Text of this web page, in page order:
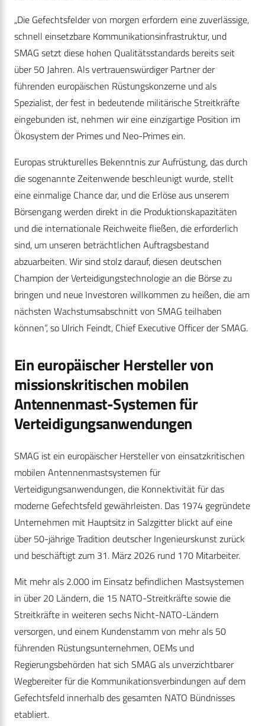
„Die Gefechtsfelder von morgen erfordern eine zuverlässige,
schnell einsetzbare Kommunikationsinfrastruktur, und
SMAG setzt diese hohen Qualitätsstandards bereits seit
über 50 Jahren. Als vertrauenswürdiger Partner der
führenden europäischen Rüstungskonzerne und als
Spezialist, der fest in bedeutende militärische Streitkräfte
eingebunden ist, nehmen wir eine einzigartige Position im
Ökosystem der Primes und Neo-Primes ein.
Europas strukturelles Bekenntnis zur Aufrüstung, das durch
die sogenannte Zeitenwende beschleunigt wurde, stellt
eine einmalige Chance dar, und die Erlöse aus unserem
Börsengang werden direkt in die Produktionskapazitäten
und die internationale Reichweite fließen, die erforderlich
sind, um unseren beträchtlichen Auftragsbestand
abzuarbeiten. Wir sind stolz darauf, diesen deutschen
Champion der Verteidigungstechnologie an die Börse zu
bringen und neue Investoren willkommen zu heißen, die am
nächsten Wachstumsabschnitt von SMAG teilhaben
können“, so Ulrich Feindt, Chief Executive Officer der SMAG.
Ein europäischer Hersteller von
missionskritischen mobilen
Antennenmast-Systemen für
Verteidigungsanwendungen
SMAG ist ein europäischer Hersteller von einsatzkritischen
mobilen Antennenmastsystemen für
Verteidigungsanwendungen, die Konnektivität für das
moderne Gefechtsfeld gewährleisten. Das 1974 gegründete
Unternehmen mit Hauptsitz in Salzgitter blickt auf eine
über 50-jährige Tradition deutscher Ingenieurskunst zurück
und beschäftigt zum 31. März 2026 rund 170 Mitarbeiter.
Mit mehr als 2.000 im Einsatz befindlichen Mastsystemen
in über 20 Ländern, die 15 NATO-Streitkräfte sowie die
Streitkräfte in weiteren sechs Nicht-NATO-Ländern
versorgen, und einem Kundenstamm von mehr als 50
führenden Rüstungsunternehmen, OEMs und
Regierungsbehörden hat sich SMAG als unverzichtbarer
Wegbereiter für die Kommunikationsverbindungen auf dem
Gefechtsfeld innerhalb des gesamten NATO Bündnisses
etabliert.